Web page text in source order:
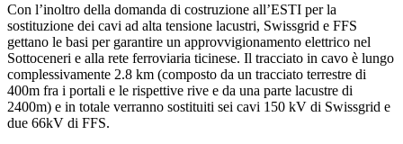
Con l’inoltro della domanda di costruzione all’ESTI per la
sostituzione dei cavi ad alta tensione lacustri, Swissgrid e FFS
gettano le basi per garantire un approvvigionamento elettrico nel
Sottoceneri e alla rete ferroviaria ticinese. Il tracciato in cavo è lungo
complessivamente 2.8 km (composto da un tracciato terrestre di
400m fra i portali e le rispettive rive e da una parte lacustre di
2400m) e in totale verranno sostituiti sei cavi 150 kV di Swissgrid e
due 66kV di FFS.